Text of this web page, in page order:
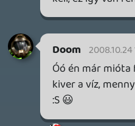
Továbbá: Warrior Cats: Clans of the
Way of the Sword, TOEM 2, Quake
1 órája
SENARA: THE SACRAMENT
Szektások, mélytengeri rémek
óceánjáró. A SENARA-ban első
megvan, ami a sikerhez kell, ez az
becsapós.